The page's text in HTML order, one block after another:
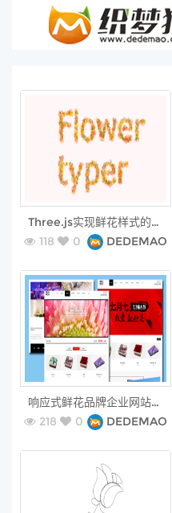
Three.js实现鲜花样式的字体
free
118 0 DEDEMAO
响应式鲜花品牌企业网站HTML模板
free
218 0 DEDEMAO